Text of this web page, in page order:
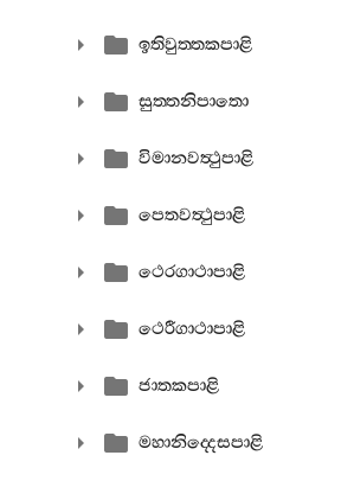
ඉතිවුත‍්තකපාළි
සුත‍්තනිපාතො
විමානවත්‍ථුපාළි
පෙතවත්‍ථුපාළි
ථෙරගාථාපාළි
ථෙරීගාථාපාළි
ජාතකපාළි
මහානිද‍්දෙසපාළි